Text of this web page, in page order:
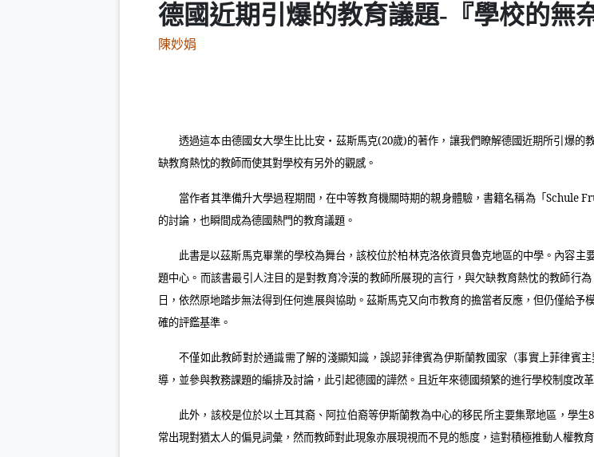
德國近期引爆的教育議題-『學校的無奈
陳妙娟
透過這本由德國女大學生比比安・茲斯馬克(20歲)的著作，讓我們瞭解德國近期所引爆的
缺教育熱忱的教師而使其對學校有另外的觀感。
當作者其準備升大學過程期間，在中等教育機關時期的親身體驗，書籍名稱為「Schule
的討論，也瞬間成為德國熱門的教育議題。
此書是以茲斯馬克畢業的學校為舞台，該校位於柏林克洛依資貝魯克地區的中學。內容
題中心。而該書最引人注目的是對教育冷漠的教師所展現的言行，與欠缺教育熱忱的教師行
日，依然原地踏步無法得到任何進展與協助。茲斯馬克又向市教育的擔當者反應，但仍僅給
確的評鑑基準。
不僅如此教師對於通識需了解的淺顯知識，誤認菲律賓為伊斯蘭教國家（事實上菲律賓
導，並參與教務課題的編排及討論，此引起德國的譁然。且近年來德國頻繁的進行學校制度改
此外，該校是位於以土耳其裔、阿拉伯裔等伊斯蘭教為中心的移民所主要集聚地區，學生8
常出現對猶太人的偏見詞彙，然而教師對此現象亦展現視而不見的態度，這對積極推動人權教